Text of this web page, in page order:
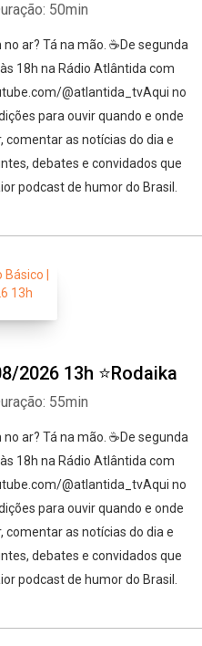
50min
ar? Tá na mão. ☕De segunda
18h na Rádio Atlântida com
@atlantida_tvAqui no
para ouvir quando e onde
comentar as notícias do dia e
debates e convidados que
podcast de humor do Brasil.
2026 13h ⭐Rodaika
55min
ar? Tá na mão. ☕De segunda
18h na Rádio Atlântida com
@atlantida_tvAqui no
para ouvir quando e onde
comentar as notícias do dia e
debates e convidados que
podcast de humor do Brasil.